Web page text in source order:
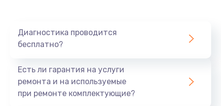
Замена микросхемы зарядки
Заказать
Диагностика проводится
бесплатно?
Есть ли гарантия на услуги
ремонта и на используемые
при ремонте комплектующие?